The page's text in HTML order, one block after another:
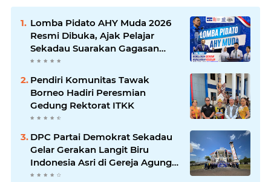
Lomba Pidato AHY Muda 2026
Resmi Dibuka, Ajak Pelajar
Sekadau Suarakan Gagasan
untuk Masa Depan Bangsa
Pendiri Komunitas Tawak
Borneo Hadiri Peresmian
Gedung Rektorat ITKK
DPC Partai Demokrat Sekadau
Gelar Gerakan Langit Biru
Indonesia Asri di Gereja Agung
Sekadau